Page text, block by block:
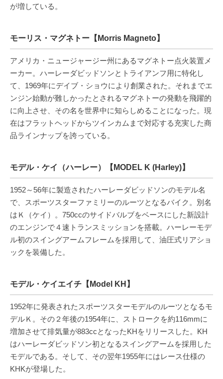
が増している。
モーリス・マグネトー【Morris Magneto】
アメリカ・ニュージャージー州にあるマグネトー点火装置メ
ーカー。ハーレーダビッドソンとトライアンフ用に特化し
て、1969年にデイブ・ショウにより創業された。それまでエ
ンジン始動が難しかったとされるマグネトーの発動を飛躍的
に向上させ、その名を世界中に知らしめることになった。現
在はフラットヘッドからツインカムまで対応する充実した商
品ラインナップを誇っている。
モデル・ケイ（ハーレー）【MODEL K (Harley)】
1952～56年に製造されたハーレーダビッドソンのモデル名
で、スポーツスターファミリーのルーツとなるバイク。別名
はＫ（ケイ）。750ccのサイドバルブをベースにした新設計
のエンジンで４速トランスミッションを搭載。ハーレーモデ
ル初のスイングアームフレームを採用して、油圧式リアショ
ックを装備した。
モデル・ケイエイチ【Model KH】
1952年に発表されたスポーツスターモデルのルーツとなるモ
デルＫ。その２年後の1954年に、ストロークを約116mmに
増加させて排気量が883ccとなったKHをリリースした。KH
はハーレーダビッドソン初となるスイングアームを採用した
モデルである。そして、その翌年1955年にはレース仕様の
KHKが登場した。